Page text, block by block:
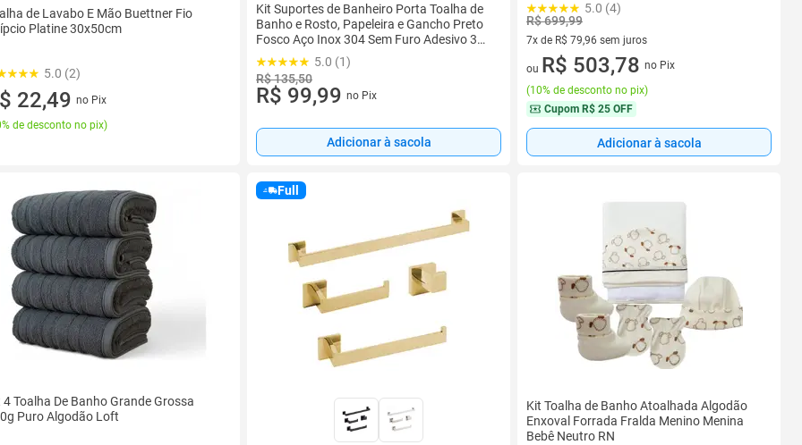
de Lavabo E Mão Buettner Fio
Platine 30x50cm
5.0 (2)
22,49 no Pix
de desconto no pix)
Kit Suportes de Banheiro Porta Toalha de
Banho e Rosto, Papeleira e Gancho Preto
Fosco Aço Inox 304 Sem Furo Adesivo 3M
4 peças
5.0 (1)
R$ 135,50
R$ 99,99 no Pix
Adicionar à sacola
5.0 (4)
R$ 699,99
7x de R$ 79,96 sem juros
7 vez de R$ 79,96 sem juros
ou R$ 503,78 no Pix
(10% de desconto no pix)
Cupom R$ 25 OFF
Adicionar à sacola
4 Toalha De Banho Grande Grossa
Puro Algodão Loft
Full
Kit Toalha de Banho Atoalhada Algodão
Enxoval Forrada Fralda Menino Menina
Bebê Neutro RN